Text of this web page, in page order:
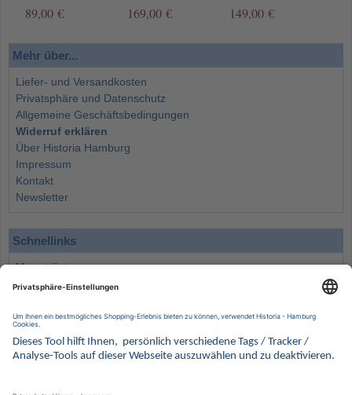
vorzüglich
89,00 €
Reichsfreiheit von
169,00 €
Reichsverfassung,
149,00 €
Mehr über...
Liefer- und Versandkosten
Privatsphäre und Datenschutz
Allgemeine Geschäftsbedingungen
Widerruf erklären
Über Historia Hamburg
Impressum
Kontakt
Newsletter
Schnellinks
Monatsliste
Angebote
Wissenswertes
Kontakt